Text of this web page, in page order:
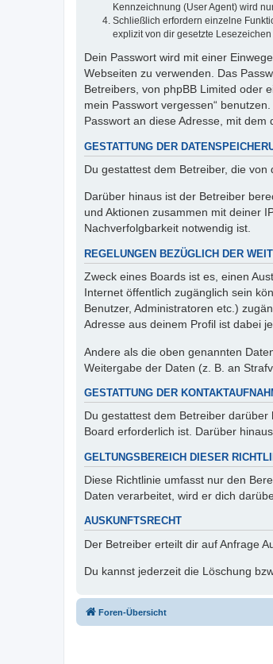
Kennzeichnung (User Agent) wird
Schließlich erfordern einzelne
explizit von dir gesetzte
Dein Passwort wird mit einer
Webseiten zu verwenden. Das
Betreibers, von phpBB Limited oder
mein Passwort vergessen“
Passwort an diese Adresse, mit
GESTATTUNG DER
Du gestattest dem Betreiber, die
Darüber hinaus ist der Betreiber
und Aktionen zusammen mit deiner
Nachverfolgbarkeit notwendig ist.
REGELUNGEN BEZÜGLICH DER
Zweck eines Boards ist es, einen
Internet öffentlich zugänglich sein
Benutzer, Administratoren etc.)
Adresse aus deinem Profil ist dabei
Andere als die oben genannten
Weitergabe der Daten (z. B. an
GESTATTUNG DER
Du gestattest dem Betreiber
Board erforderlich ist. Darüber
GELTUNGSBEREICH DIESER
Diese Richtlinie umfasst nur den
Daten verarbeitet, wird er dich
AUSKUNFTSRECHT
Der Betreiber erteilt dir auf Anfrage
Du kannst jederzeit die Löschung
Foren-Übersicht